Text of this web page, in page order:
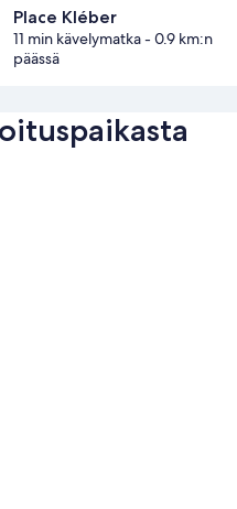
Place Kléber
11 min kävelymatka- 0.9 km:n
päässä